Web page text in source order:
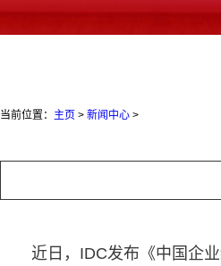
当前位置： 主页 > 新闻中心 >
近日，IDC发布《中国企业